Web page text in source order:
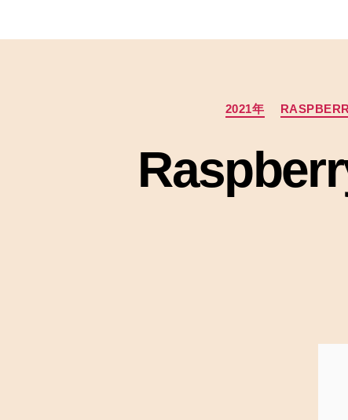
2021年